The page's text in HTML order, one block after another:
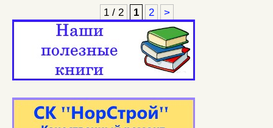
1 / 2 1 2 >